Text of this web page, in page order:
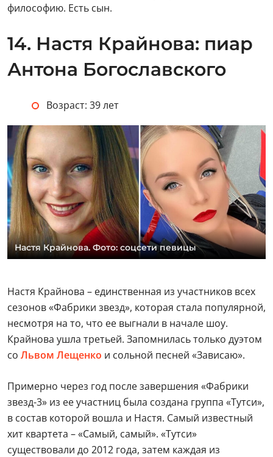
философию. Есть сын.
14. Настя Крайнова: пиар
Антона Богославского
Возраст: 39 лет
Настя Крайнова. Фото: соцсети певицы
Настя Крайнова – единственная из участников всех
сезонов «Фабрики звезд», которая стала популярной,
несмотря на то, что ее выгнали в начале шоу.
Крайнова ушла третьей. Запомнилась только дуэтом
со Львом Лещенко и сольной песней «Зависаю».
Примерно через год после завершения «Фабрики
звезд-3» из ее участниц была создана группа «Тутси»,
в состав которой вошла и Настя. Самый известный
хит квартета – «Самый, самый». «Тутси»
существовали до 2012 года, затем каждая из